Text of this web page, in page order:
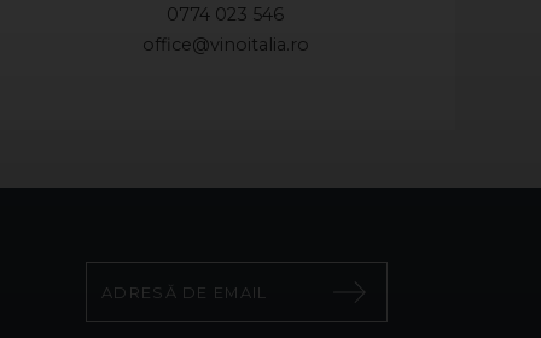
0774 023 546
office@vinoitalia.ro